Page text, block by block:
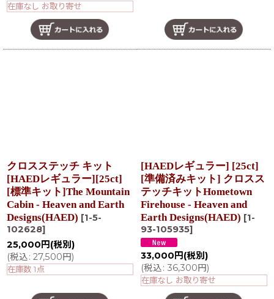
在庫なし お取り寄せ
クロスステッチ キット
[HAEDレギュラー][25ct]
[標準キット]The Mountain
Cabin - Heaven and Earth
Designs(HAED) [1-5-
102628]
25,000 円 (税別)
(税込: 27,500円)
在庫数 1点
[HAEDレギュラー] [25ct]
[準備済みキット] クロスス
テッチキットHometown
Firehouse - Heaven and
Earth Designs(HAED) [1-
93-105935]
33,000 円 (税別)
(税込: 36,300円)
在庫なし お取り寄せ